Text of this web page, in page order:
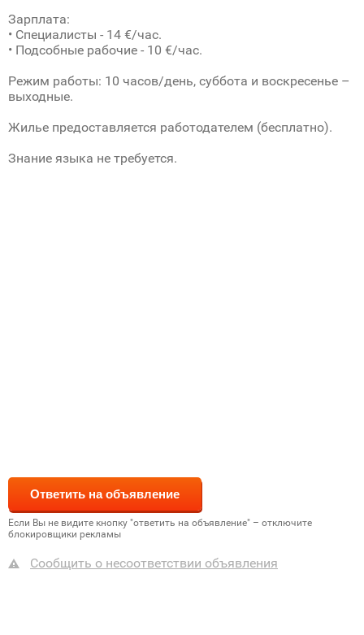
Зарплата: ‎
• Специалисты - 14 €/час.
• Подсобные рабочие - 10 €/час.
Режим работы: 10 часов/день, суббота и воскресенье –
выходные.
Жилье предоставляется работодателем (бесплатно).
Знание языка не требуется.
Если Вы не видите кнопку "ответить на объявление" – отключите
блокировщики рекламы
Сообщить о несоответствии объявления